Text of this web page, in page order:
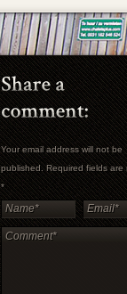
Your email address will not be
published. Required fields are
*